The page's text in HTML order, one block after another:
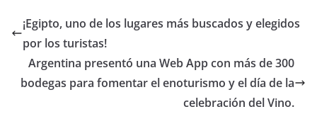
¡Egipto, uno de los lugares más buscados y elegidos
por los turistas!
Argentina presentó una Web App con más de 300
bodegas para fomentar el enoturismo y el día de la
celebración del Vino.